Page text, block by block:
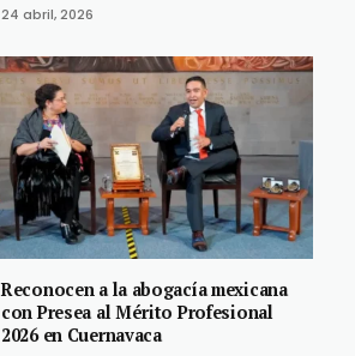
24 abril, 2026
Reconocen a la abogacía mexicana
con Presea al Mérito Profesional
2026 en Cuernavaca